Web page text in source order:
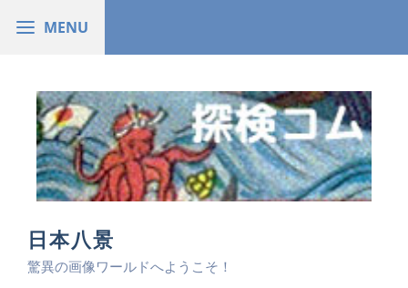
日本八景
驚異の画像ワールドへようこそ！